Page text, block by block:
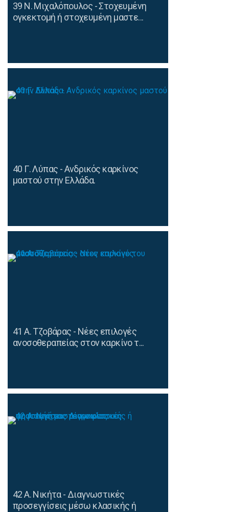
39 Ν. Μιχαλόπουλος - Στοχευμένη
ογκεκτομή ή στοχευμένη μαστε...
40 Γ. Λύπας - Ανδρικός καρκίνος
μαστού στην Ελλάδα.
41 Α. Τζοβάρας - Νέες επιλογές
ανοσοθεραπείας στον καρκίνο τ...
42 Α. Νικήτα - Διαγνωστικές
προσεγγίσεις μέσω κλασικής ή